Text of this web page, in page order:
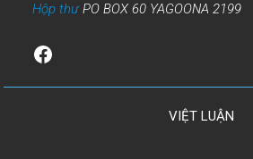
Hộp thưPO BOX 60 YAGOONA 2199
Facebook
VIỆT LUẬN